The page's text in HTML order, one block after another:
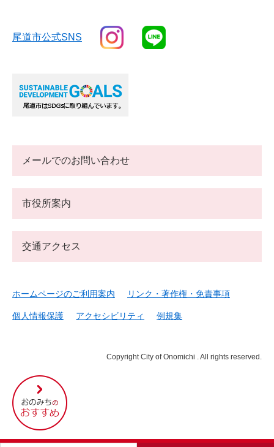
尾
道
市
の
尾道市公式SNS
メールでのお問い合わせ
市役所案内
交通アクセス
ホームページのご利用案内 リンク・著作権・免責事項
個人情報保護 アクセシビリティ 例規集
Copyright City of Onomichi . All rights reserved.